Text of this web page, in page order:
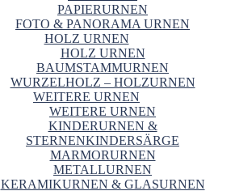
PAPIERURNEN
FOTO & PANORAMA URNEN
HOLZ URNEN
HOLZ URNEN
BAUMSTAMMURNEN
WURZELHOLZ – HOLZURNEN
WEITERE URNEN
WEITERE URNEN
KINDERURNEN &
STERNENKINDERSÄRGE
MARMORURNEN
METALLURNEN
KERAMIKURNEN & GLASURNEN